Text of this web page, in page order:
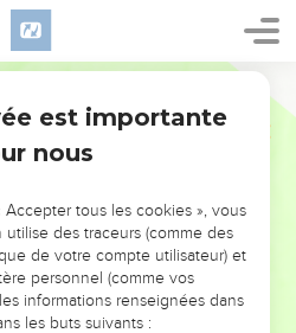
L’ÉVÉNEMENT
!
VOUS ÉVITER LES
?
est importante
nous
tous les cookies », vous
des traceurs (comme des
de votre compte utilisateur) et
personnel (comme vos
informations renseignées dans
les buts suivants :